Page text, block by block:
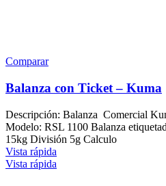
Comparar
Balanza con Ticket – Kuma
Descripción: Balanza Comercial
Modelo: RSL 1100 Balanza
15kg División 5g Calculo
Vista rápida
Vista rápida